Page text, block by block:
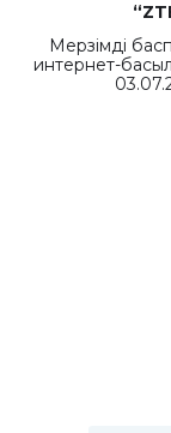
Мерзімді
интернет-